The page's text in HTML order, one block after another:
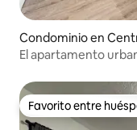
Condominio en
El apartamento
Favorito entre
Favorito entre